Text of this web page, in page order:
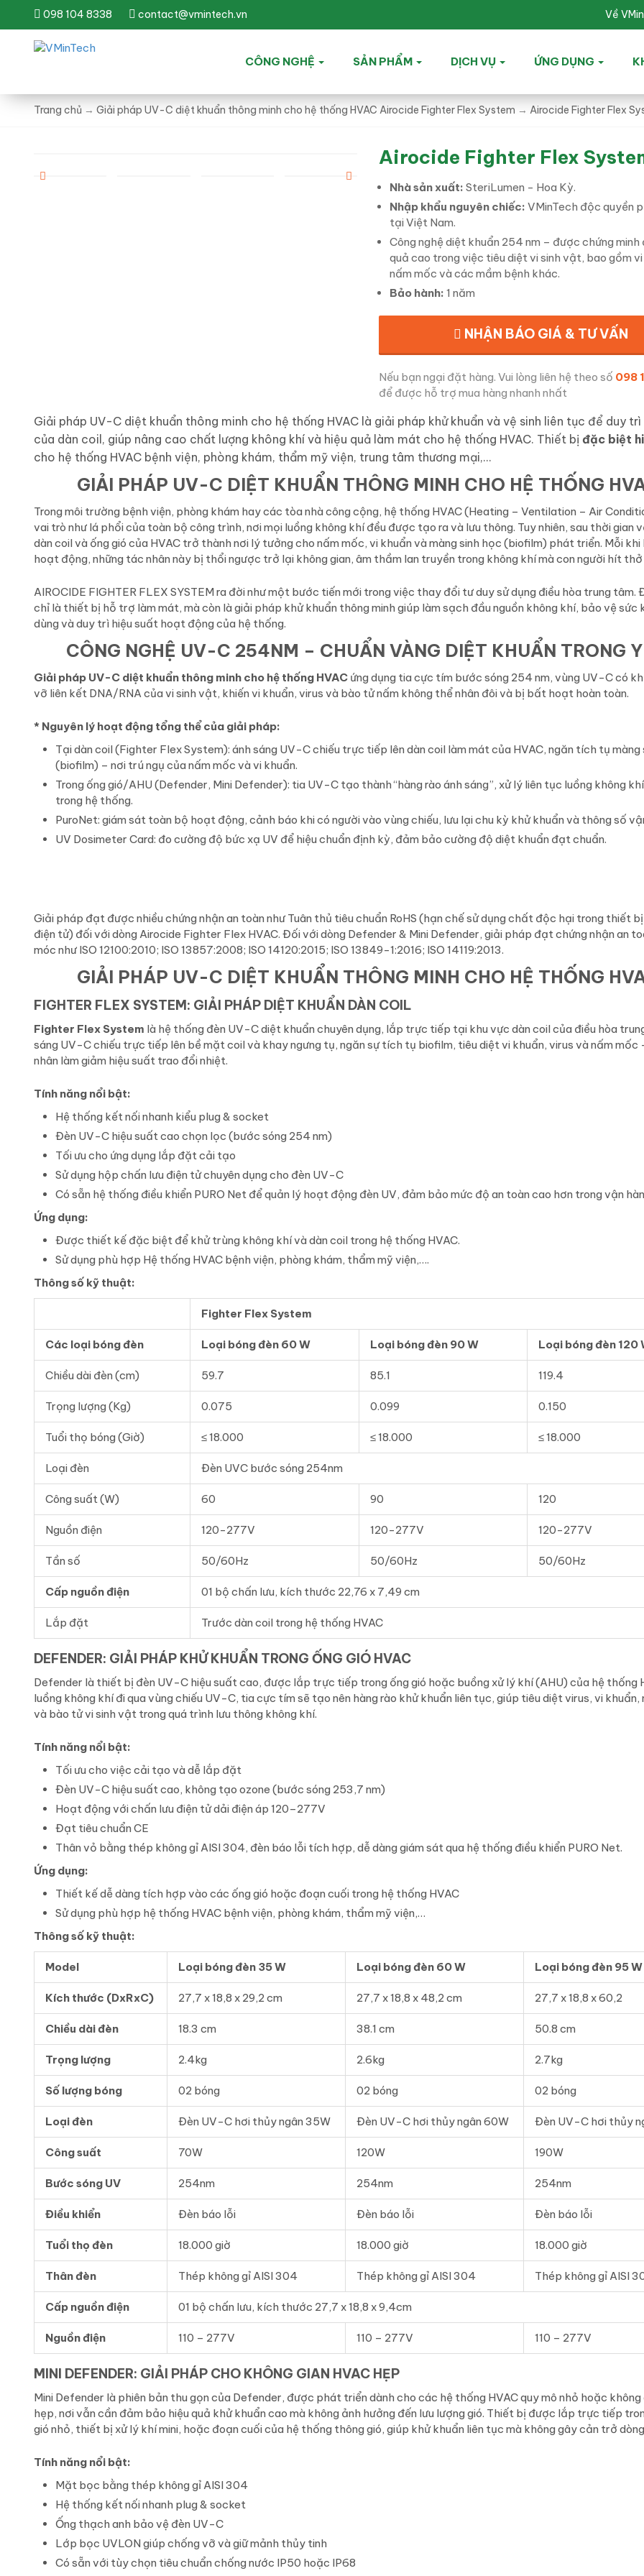
098 104 8338 contact@vmintech.vn Về
CÔNG NGHỆ SẢN PHẨM DỊCH VỤ ỨNG DỤNG
Trang chủ → Giải pháp UV-C diệt khuẩn thông minh cho hệ thống HVAC Airocide Fighter Flex System → Airocide Fighter Flex
Airocide Fighter Flex
Nhà sản xuất: SteriLumen - Hoa Kỳ.
Nhập khẩu nguyên chiếc: VMinTech độc quyền
tại Việt Nam.
Công nghệ diệt khuẩn 254 nm – được chứng minh
quả cao trong việc tiêu diệt vi sinh vật, bao gồm
nấm mốc và các mầm bệnh khác.
Bảo hành: 1 năm
NHẬN BÁO GIÁ & TƯ VẤN
Nếu bạn ngại đặt hàng. Vui lòng liên hệ theo số 098
để được hỗ trợ mua hàng nhanh nhất
Giải pháp UV-C diệt khuẩn thông minh cho hệ thống HVAC là giải pháp khử khuẩn và vệ sinh liên tục để duy
của dàn coil, giúp nâng cao chất lượng không khí và hiệu quả làm mát cho hệ thống HVAC. Thiết bị đặc biệt
cho hệ thống HVAC bệnh viện, phòng khám, thẩm mỹ viện, trung tâm thương mại,…
GIẢI PHÁP UV-C DIỆT KHUẨN THÔNG MINH CHO HỆ THỐNG
Trong môi trường bệnh viện, phòng khám hay các tòa nhà công cộng, hệ thống HVAC (Heating – Ventilation – Air
vai trò như lá phổi của toàn bộ công trình, nơi mọi luồng không khí đều được tạo ra và lưu thông. Tuy nhiên, sau thời gian
dàn coil và ống gió của HVAC trở thành nơi lý tưởng cho nấm mốc, vi khuẩn và màng sinh học (biofilm) phát triển. Mỗi
hoạt động, những tác nhân này bị thổi ngược trở lại không gian, âm thầm lan truyền trong không khí mà con người hít thở
AIROCIDE FIGHTER FLEX SYSTEM ra đời như một bước tiến mới trong việc thay đổi tư duy sử dụng điều hòa trung tâm.
chỉ là thiết bị hỗ trợ làm mát, mà còn là giải pháp khử khuẩn thông minh giúp làm sạch đầu nguồn không khí, bảo vệ sức
dùng và duy trì hiệu suất hoạt động của hệ thống.
CÔNG NGHỆ UV-C 254NM – CHUẨN VÀNG DIỆT KHUẨN TRONG
Giải pháp UV-C diệt khuẩn thông minh cho hệ thống HVAC ứng dụng tia cực tím bước sóng 254 nm, vùng UV-C có
vỡ liên kết DNA/RNA của vi sinh vật, khiến vi khuẩn, virus và bào tử nấm không thể nhân đôi và bị bất hoạt hoàn toàn.
* Nguyên lý hoạt động tổng thể của giải pháp:
Tại dàn coil (Fighter Flex System): ánh sáng UV-C chiếu trực tiếp lên dàn coil làm mát của HVAC, ngăn tích tụ màng
(biofilm) – nơi trú ngụ của nấm mốc và vi khuẩn.
Trong ống gió/AHU (Defender, Mini Defender): tia UV-C tạo thành “hàng rào ánh sáng”, xử lý liên tục luồng không
trong hệ thống.
PuroNet: giám sát toàn bộ hoạt động, cảnh báo khi có người vào vùng chiếu, lưu lại chu kỳ khử khuẩn và thông số
UV Dosimeter Card: đo cường độ bức xạ UV để hiệu chuẩn định kỳ, đảm bảo cường độ diệt khuẩn đạt chuẩn.
Giải pháp đạt được nhiều chứng nhận an toàn như Tuân thủ tiêu chuẩn RoHS (hạn chế sử dụng chất độc hại trong thiết
điện tử) đối với dòng Airocide Fighter Flex HVAC. Đối với dòng Defender & Mini Defender, giải pháp đạt chứng nhận an
móc như ISO 12100:2010; ISO 13857:2008; ISO 14120:2015; ISO 13849-1:2016; ISO 14119:2013.
GIẢI PHÁP UV-C DIỆT KHUẨN THÔNG MINH CHO HỆ THỐNG
FIGHTER FLEX SYSTEM: GIẢI PHÁP DIỆT KHUẨN DÀN COIL
Fighter Flex System là hệ thống đèn UV-C diệt khuẩn chuyên dụng, lắp trực tiếp tại khu vực dàn coil của điều hòa
sáng UV-C chiếu trực tiếp lên bề mặt coil và khay ngưng tụ, ngăn sự tích tụ biofilm, tiêu diệt vi khuẩn, virus và nấm mốc
nhân làm giảm hiệu suất trao đổi nhiệt.
Tính năng nổi bật:
Hệ thống kết nối nhanh kiểu plug & socket
Đèn UV-C hiệu suất cao chọn lọc (bước sóng 254 nm)
Tối ưu cho ứng dụng lắp đặt cải tạo
Sử dụng hộp chấn lưu điện tử chuyên dụng cho đèn UV-C
Có sẵn hệ thống điều khiển PURO Net để quản lý hoạt động đèn UV, đảm bảo mức độ an toàn cao hơn trong vận
Ứng dụng:
Được thiết kế đặc biệt để khử trùng không khí và dàn coil trong hệ thống HVAC.
Sử dụng phù hợp Hệ thống HVAC bệnh viện, phòng khám, thẩm mỹ viện,….
Thông số kỹ thuật:
Fighter Flex System
Các loại bóng đèn Loại bóng đèn 60 W Loại bóng đèn 90 W Loại bóng đèn 120
Chiều dài đèn (cm) 59.7 85.1 119.4
Trọng lượng (Kg) 0.075 0.099 0.150
Tuổi thọ bóng (Giờ) ≤ 18.000 ≤ 18.000 ≤ 18.000
Loại đèn Đèn UVC bước sóng 254nm
Công suất (W) 60 90 120
Nguồn điện 120-277V 120-277V 120-277V
Tần số 50/60Hz 50/60Hz 50/60Hz
Cấp nguồn điện 01 bộ chấn lưu, kích thước 22,76 x 7,49 cm
Lắp đặt Trước dàn coil trong hệ thống HVAC
DEFENDER: GIẢI PHÁP KHỬ KHUẨN TRONG ỐNG GIÓ HVAC
Defender là thiết bị đèn UV-C hiệu suất cao, được lắp trực tiếp trong ống gió hoặc buồng xử lý khí (AHU) của hệ thống
luồng không khí đi qua vùng chiếu UV-C, tia cực tím sẽ tạo nên hàng rào khử khuẩn liên tục, giúp tiêu diệt virus, vi khuẩn,
và bào tử vi sinh vật trong quá trình lưu thông không khí.
Tính năng nổi bật:
Tối ưu cho việc cải tạo và dễ lắp đặt
Đèn UV-C hiệu suất cao, không tạo ozone (bước sóng 253,7 nm)
Hoạt động với chấn lưu điện tử dải điện áp 120–277V
Đạt tiêu chuẩn CE
Thân vỏ bằng thép không gỉ AISI 304, đèn báo lỗi tích hợp, dễ dàng giám sát qua hệ thống điều khiển PURO Net.
Ứng dụng:
Thiết kế dễ dàng tích hợp vào các ống gió hoặc đoạn cuối trong hệ thống HVAC
Sử dụng phù hợp hệ thống HVAC bệnh viện, phòng khám, thẩm mỹ viện,…
Thông số kỹ thuật:
Model Loại bóng đèn 35 W Loại bóng đèn 60 W Loại bóng đèn 95 W
Kích thước (DxRxC) 27,7 x 18,8 x 29,2 cm 27,7 x 18,8 x 48,2 cm 27,7 x 18,8 x 60,2
Chiều dài đèn 18.3 cm 38.1 cm 50.8 cm
Trọng lượng 2.4kg 2.6kg 2.7kg
Số lượng bóng 02 bóng 02 bóng 02 bóng
Loại đèn Đèn UV-C hơi thủy ngân 35W Đèn UV-C hơi thủy ngân 60W Đèn UV-C hơi thủy
Công suất 70W 120W 190W
Bước sóng UV 254nm 254nm 254nm
Điều khiển Đèn báo lỗi Đèn báo lỗi Đèn báo lỗi
Tuổi thọ đèn 18.000 giờ 18.000 giờ 18.000 giờ
Thân đèn Thép không gỉ AISI 304 Thép không gỉ AISI 304 Thép không gỉ AISI
Cấp nguồn điện 01 bộ chấn lưu, kích thước 27,7 x 18,8 x 9,4cm
Nguồn điện 110 – 277V 110 – 277V 110 – 277V
MINI DEFENDER: GIẢI PHÁP CHO KHÔNG GIAN HVAC HẸP
Mini Defender là phiên bản thu gọn của Defender, được phát triển dành cho các hệ thống HVAC quy mô nhỏ hoặc
hẹp, nơi vẫn cần đảm bảo hiệu quả khử khuẩn cao mà không ảnh hưởng đến lưu lượng gió. Thiết bị được lắp trực tiếp
gió nhỏ, thiết bị xử lý khí mini, hoặc đoạn cuối của hệ thống thông gió, giúp khử khuẩn liên tục mà không gây cản trở
Tính năng nổi bật:
Mặt bọc bằng thép không gỉ AISI 304
Hệ thống kết nối nhanh plug & socket
Ống thạch anh bảo vệ đèn UV-C
Lớp bọc UVLON giúp chống vỡ và giữ mảnh thủy tinh
Có sẵn với tùy chọn tiêu chuẩn chống nước IP50 hoặc IP68